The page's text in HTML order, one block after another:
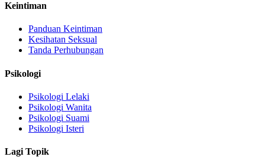
Keintiman
Panduan Keintiman
Kesihatan Seksual
Tanda Perhubungan
Psikologi
Psikologi Lelaki
Psikologi Wanita
Psikologi Suami
Psikologi Isteri
Lagi Topik